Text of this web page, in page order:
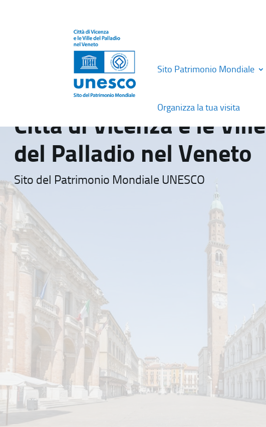
Sito Patrimonio Mondiale
Organizza la tua visita
Città di Vicenza e le Ville
del Palladio nel Veneto
Sito del Patrimonio Mondiale UNESCO